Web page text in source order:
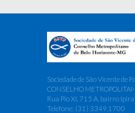
Sociedade de São Vicente de
CONSELHO
Rua Pio XI, 715 A, bairro
Telefone: (31) 3349.1700